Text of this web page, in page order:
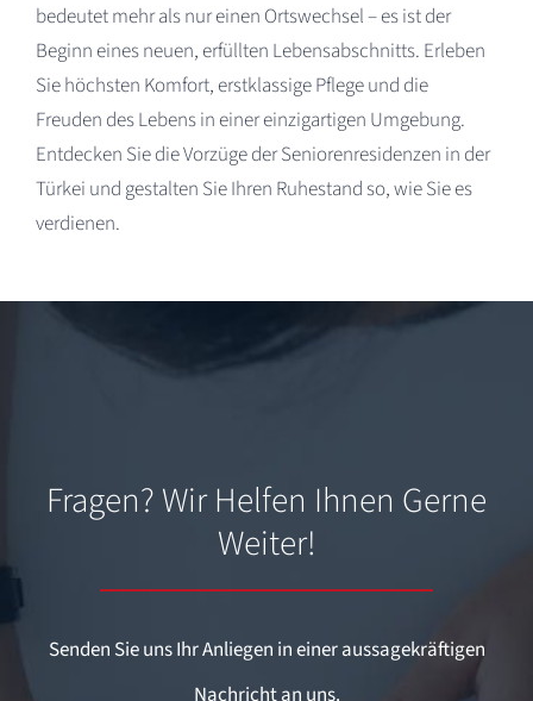
bedeutet mehr als nur einen Ortswechsel – es ist der
Beginn eines neuen, erfüllten Lebensabschnitts. Erleben
Sie höchsten Komfort, erstklassige Pflege und die
Freuden des Lebens in einer einzigartigen Umgebung.
Entdecken Sie die Vorzüge der Seniorenresidenzen in der
Türkei und gestalten Sie Ihren Ruhestand so, wie Sie es
verdienen.
Fragen? Wir Helfen Ihnen Gerne
Weiter!
Senden Sie uns Ihr Anliegen in einer aussagekräftigen
Nachricht an uns.